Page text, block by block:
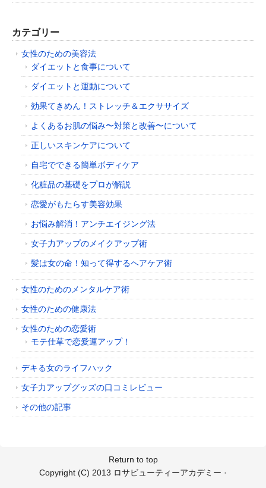
カテゴリー
女性のための美容法
ダイエットと食事について
ダイエットと運動について
効果てきめん！ストレッチ＆エクササイズ
よくあるお肌の悩み〜対策と改善〜について
正しいスキンケアについて
自宅でできる簡単ボディケア
化粧品の基礎をプロが解説
恋愛がもたらす美容効果
お悩み解消！アンチエイジング法
女子力アップのメイクアップ術
髪は女の命！知って得するヘアケア術
女性のためのメンタルケア術
女性のための健康法
女性のための恋愛術
モテ仕草で恋愛運アップ！
デキる女のライフハック
女子力アップグッズの口コミレビュー
その他の記事
Return to top
Copyright (C) 2013 ロサビューティーアカデミー ·